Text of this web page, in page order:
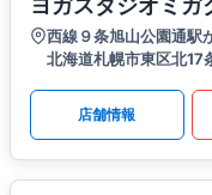
ヨガスタジオミガ
西線９条旭山公園通駅
北海道札幌市東区北17
店舗情報